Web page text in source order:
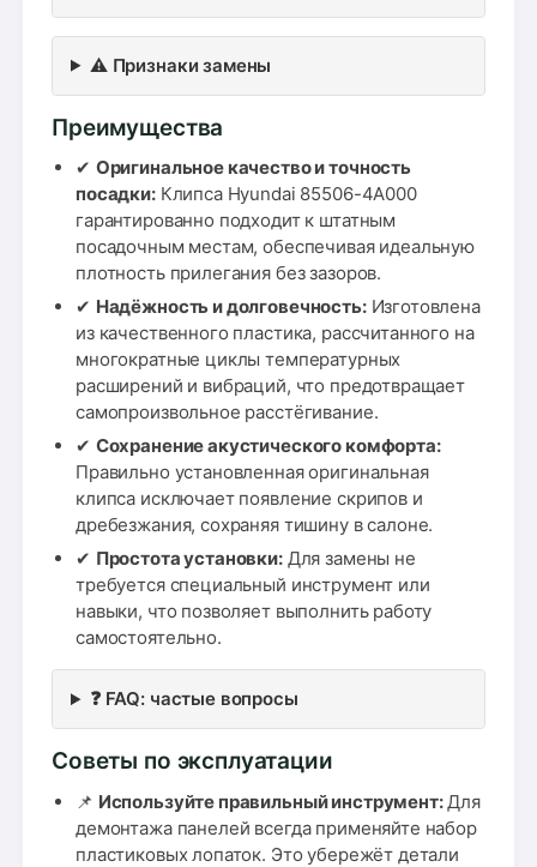
⚠️ Признаки замены
Преимущества
✔ Оригинальное качество и точность
посадки:Клипса Hyundai 85506-4A000
гарантированно подходит к штатным
посадочным местам, обеспечивая идеальную
плотность прилегания без зазоров.
✔ Надёжность и долговечность:Изготовлена
из качественного пластика, рассчитанного на
многократные циклы температурных
расширений и вибраций, что предотвращает
самопроизвольное расстёгивание.
✔ Сохранение акустического комфорта:
Правильно установленная оригинальная
клипса исключает появление скрипов и
дребезжания, сохраняя тишину в салоне.
✔ Простота установки:Для замены не
требуется специальный инструмент или
навыки, что позволяет выполнить работу
самостоятельно.
❓ FAQ: частые вопросы
Советы по эксплуатации
📌 Используйте правильный инструмент:Для
демонтажа панелей всегда применяйте набор
пластиковых лопаток. Это убережёт детали